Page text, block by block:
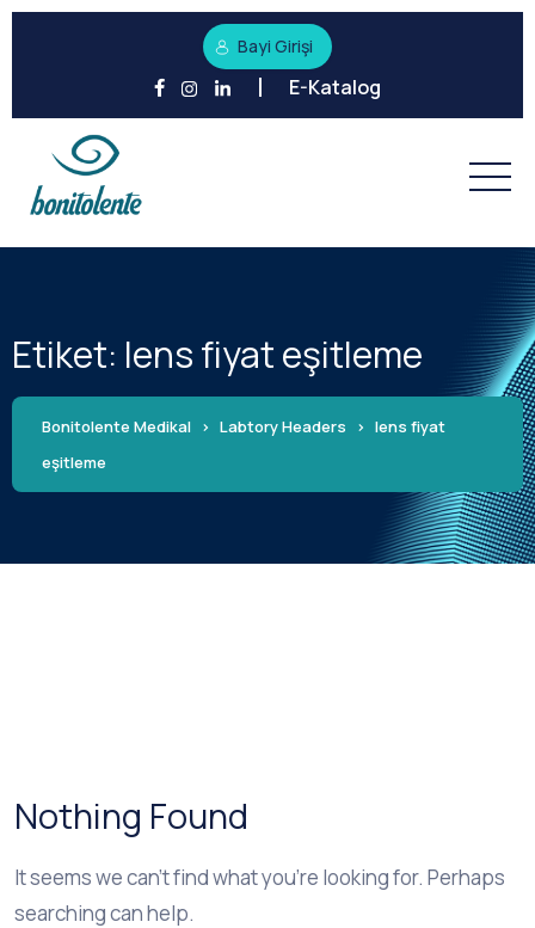
Bayi Girişi
E-Katalog
Etiket: lens fiyat eşitleme
Bonitolente Medikal > Labtory Headers > lens fiyat
eşitleme
Nothing Found
It seems we can’t find what you’re looking for. Perhaps
searching can help.